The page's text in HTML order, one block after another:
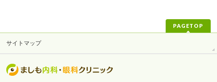
PAGETOP
サイトマップ